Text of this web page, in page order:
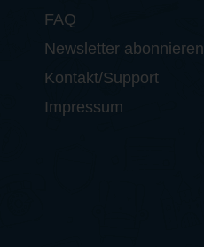
FAQ
Newsletter abonnieren
Kontakt/Support
Impressum